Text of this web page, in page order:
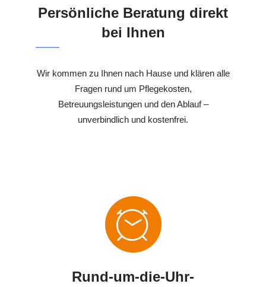
Persönliche Beratung direkt
bei Ihnen
Wir kommen zu Ihnen nach Hause und klären alle
Fragen rund um Pflegekosten,
Betreuungsleistungen und den Ablauf –
unverbindlich und kostenfrei.
Rund-um-die-Uhr-